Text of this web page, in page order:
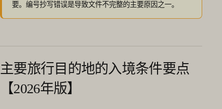
要。编号抄写错误是导致文件不完整的主要原因之一。
主要旅行目的地的入境条件要点
【2026年版】